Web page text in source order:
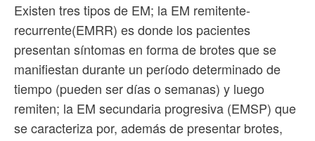
Existen tres tipos de EM; la EM remitente-
recurrente(EMRR) es donde los pacientes
presentan síntomas en forma de brotes que se
manifiestan durante un período determinado de
tiempo (pueden ser días o semanas) y luego
remiten; la EM secundaria progresiva (EMSP) que
se caracteriza por, además de presentar brotes,